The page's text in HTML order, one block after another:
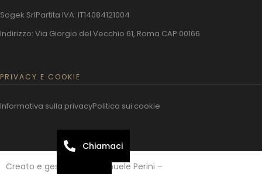
Chiamaci
Sogek SrlPartita IVA: IT14084121004
Indirizzo: Via Giorgio del Vecchio 61, Roma CAP 00166
PRIVACY E COOKIE
Informativa sulla privacyPolitica sui cookie
Creato e gestito da: Emanuele Perini –